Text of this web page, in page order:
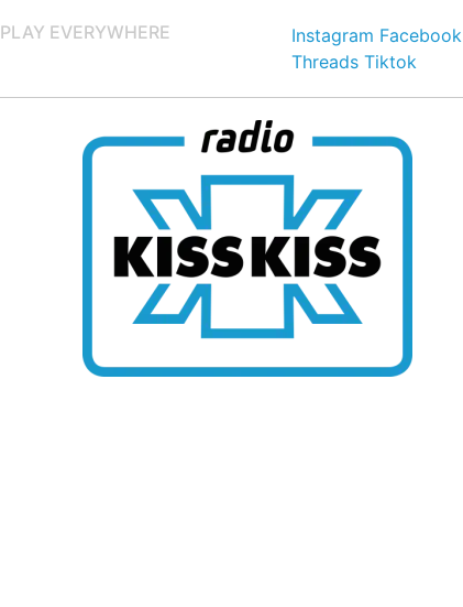
PLAY EVERYWHERE Instagram Facebook
Threads Tiktok